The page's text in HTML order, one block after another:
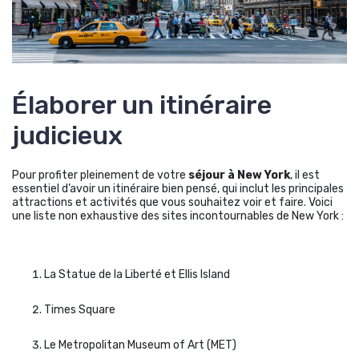
Élaborer un itinéraire
judicieux
Pour profiter pleinement de votre séjour à New York, il est
essentiel d’avoir un itinéraire bien pensé, qui inclut les principales
attractions et activités que vous souhaitez voir et faire. Voici
une liste non exhaustive des sites incontournables de New York :
La Statue de la Liberté et Ellis Island
Times Square
Le Metropolitan Museum of Art (MET)